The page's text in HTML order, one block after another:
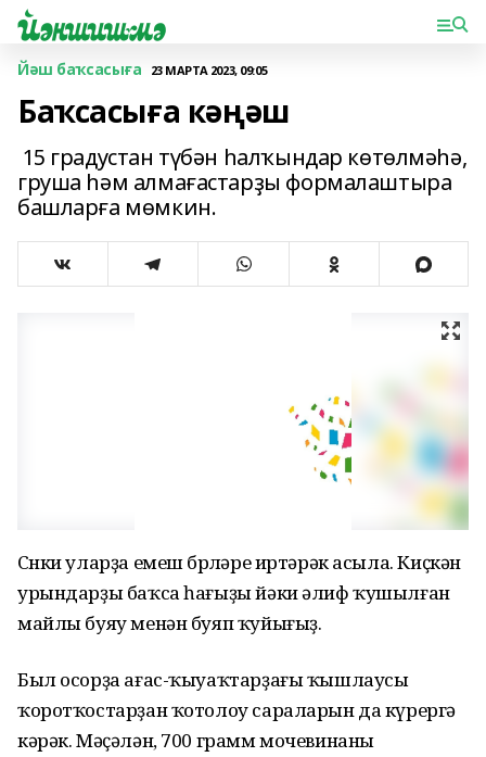
Йәш баҡсасыға 23 МАРТА 2023, 09:05
Баҡсасыға кәңәш
15 градустан түбән һалҡындар көтөлмәһә,
груша һәм алмағастарҙы формалаштыра
башларға мөмкин.
Сөнки уларҙа емеш бөрөләре иртәрәк асыла. Киҫкән
урындарҙы баҡса һағыҙы йәки әлиф ҡушылған
майлы буяу менән буяп ҡуйығыҙ.
Был осорҙа ағас-ҡыуаҡтарҙағы ҡышлаусы
ҡоротҡостарҙан ҡотолоу сараларын да күрергә
кәрәк. Мәҫәлән, 700 грамм мочевинаны